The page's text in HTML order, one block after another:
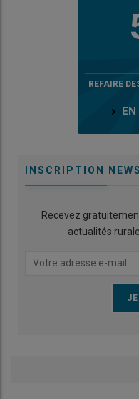
REFAIRE
INSCRIPTION
Recevez
actualités